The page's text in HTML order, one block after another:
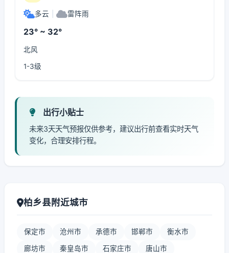
多云 雷阵雨
23° ~ 32°
北风
1-3级
出行小贴士
未来3天天气预报仅供参考，建议出行前查看实时天气
变化，合理安排行程。
柏乡县附近城市
保定市 沧州市 承德市 邯郸市 衡水市
廊坊市 秦皇岛市 石家庄市 唐山市